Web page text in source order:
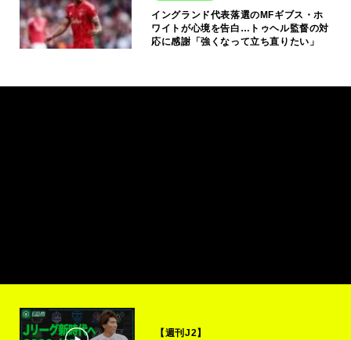
イングランド代表落選のMFギブス・ホ
ワイトが心境を告白…トゥヘル監督の対
応に感謝「強くなって立ち直りたい」
【週刊J2】